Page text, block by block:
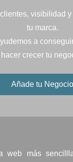
visibilidad
tu marca.
a
hacer crecer tu
Añade tu Negocio
web más